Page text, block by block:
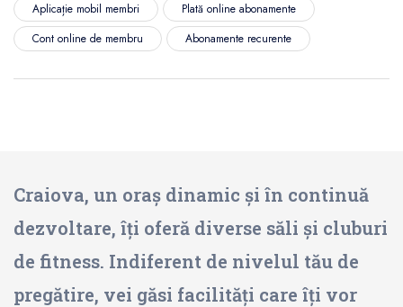
Aplicație mobil membri
Plată online abonamente
Cont online de membru
Abonamente recurente
Craiova, un oraș dinamic și în continuă
dezvoltare, îți oferă diverse săli și cluburi
de fitness. Indiferent de nivelul tău de
pregătire, vei găsi facilități care îți vor